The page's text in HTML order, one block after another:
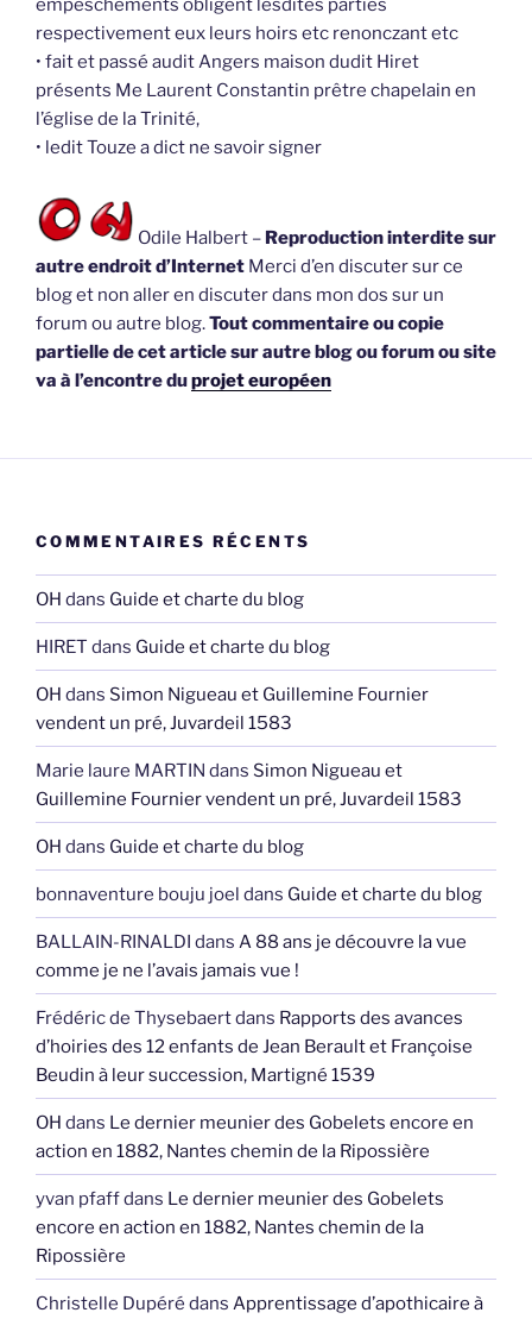
respectivement eux leurs hoirs etc renonczant etc
• fait et passé audit Angers maison dudit Hiret
présents Me Laurent Constantin prêtre chapelain en
l’église de la Trinité,
• ledit Touze a dict ne savoir signer
Odile Halbert – Reproduction interdite sur
autre endroit d’Internet Merci d’en discuter sur ce
blog et non aller en discuter dans mon dos sur un
forum ou autre blog.Tout commentaire ou copie
partielle de cet article sur autre blog ou forum ou site
va à l’encontre duprojet européen
COMMENTAIRES RÉCENTS
OH dans Guide et charte du blog
HIRET dans Guide et charte du blog
OH dans Simon Nigueau et Guillemine Fournier
vendent un pré, Juvardeil 1583
Marie laure MARTIN dans Simon Nigueau et
Guillemine Fournier vendent un pré, Juvardeil 1583
OH dans Guide et charte du blog
bonnaventure bouju joel dans Guide et charte du blog
BALLAIN-RINALDI dans A 88 ans je découvre la vue
comme je ne l’avais jamais vue !
Frédéric de Thysebaertdans Rapports des avances
d’hoiries des 12 enfants de Jean Berault et Françoise
Beudin à leur succession, Martigné 1539
OH dans Le dernier meunier des Gobelets encore en
action en 1882, Nantes chemin de la Ripossière
yvan pfaffdans Le dernier meunier des Gobelets
encore en action en 1882, Nantes chemin de la
Ripossière
Christelle Dupéré dans Apprentissage d’apothicaire à